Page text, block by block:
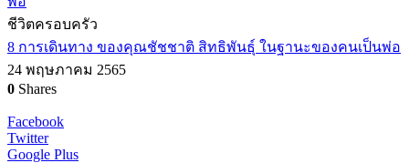
ชีวิตครอบครัว
8 การเดินทาง ของคุณชัชชาติ สิทธิพันธุ์ ในฐานะของคนเป็นพ่อ
24 พฤษภาคม 2565
0 Shares
Facebook
Twitter
Google Plus